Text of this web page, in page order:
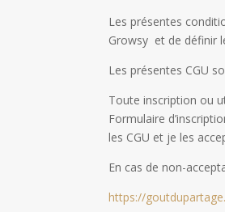
Les présentes
Growsy et de définir
Les présentes CGU
Toute inscription ou
Formulaire
les CGU et je les
En cas de non-
https://